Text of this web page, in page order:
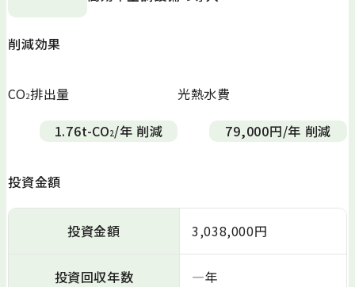
削減効果
CO2排出量
1.76t-CO2/年 削減
光熱水費
79,000円/年 削減
投資金額
投資金額 3,038,000円
投資回収年数 —年